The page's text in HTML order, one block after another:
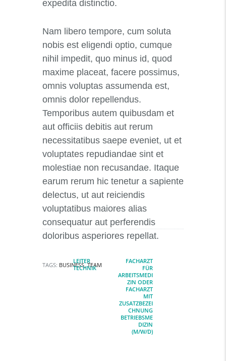
expedita distinctio.
Nam libero tempore, cum soluta
nobis est eligendi optio, cumque
nihil impedit, quo minus id, quod
maxime placeat, facere possimus,
omnis voluptas assumenda est,
omnis dolor repellendus.
Temporibus autem quibusdam et
aut officiis debitis aut rerum
necessitatibus saepe eveniet, ut et
voluptates repudiandae sint et
molestiae non recusandae. Itaque
earum rerum hic tenetur a sapiente
delectus, ut aut reiciendis
voluptatibus maiores alias
consequatur aut perferendis
doloribus asperiores repellat.
TAGS: BUSINESS,TEAM
Beitragsnavigation
Previous post:
LEITER
TECHNIK
FACHARZT
FÜR
ARBEITSMEDI
ZIN ODER
FACHARZT
MIT
ZUSATZBEZEI
CHNUNG
BETRIEBSME
DIZIN
(M/W/D)